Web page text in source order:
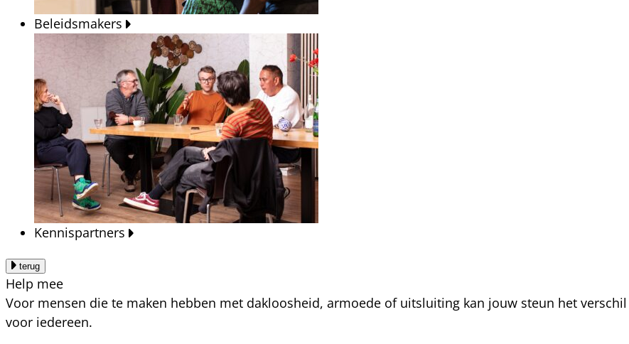
Beleidsmakers
Kennispartners
terug
Help mee
Voor mensen die te maken hebben met dakloosheid, armoede of uitsluiting kan jouw steun het
voor iedereen.